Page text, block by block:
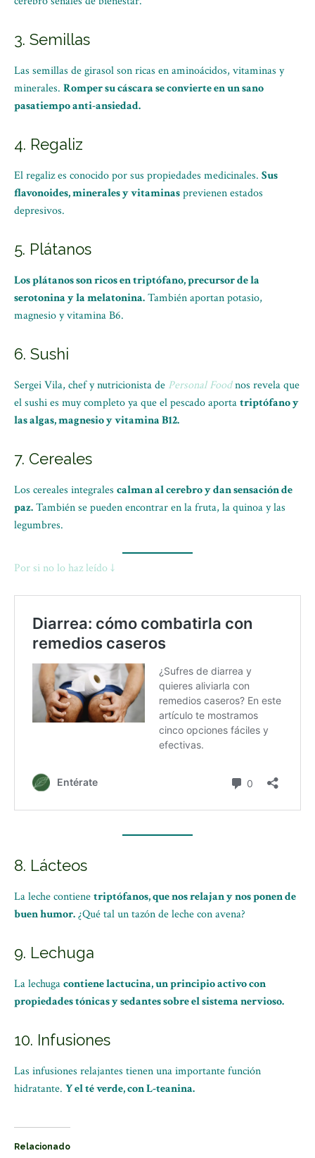
3. Semillas
Las semillas de girasol son ricas en aminoácidos, vitaminas y
minerales. Romper su cáscara se convierte en un sano
pasatiempo anti-ansiedad.
4. Regaliz
El regaliz es conocido por sus propiedades medicinales. Sus
flavonoides, minerales y vitaminasprevienen estados
depresivos.
5. Plátanos
Los plátanos son ricos en triptófano, precursor de la
serotonina y la melatonina.También aportan potasio,
magnesio y vitamina B6.
6. Sushi
Sergei Vila, chef y nutricionista de Personal Foodnos revela que
el sushi es muy completo ya que el pescado aportatriptófano y
las algas, magnesio y vitamina B12.
7. Cereales
Los cereales integrales calman al cerebro y dan sensación de
paz.También se pueden encontrar en la fruta, la quinoa y las
legumbres.
Por si no lo haz leído ↓
8. Lácteos
La leche contienetriptófanos, que nos relajan y nos ponen de
buen humor.¿Qué tal un tazón de leche con avena?
9. Lechuga
La lechugacontiene lactucina, un principio activo con
propiedades tónicas y sedantes sobre el sistema nervioso.
10. Infusiones
Las infusiones relajantes tienen una importante función
hidratante. Y el té verde, con L-teanina.
Relacionado